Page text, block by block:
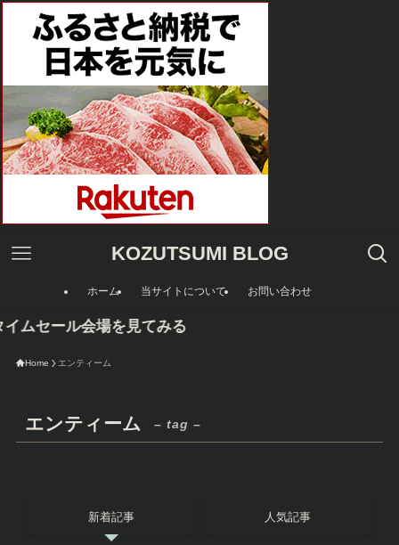
KOZUTSUMI BLOG
ホーム 当サイトについて お問い合わせ
ムセール会場を見てみる
Home エンティーム
エンティーム – tag –
新着記事 人気記事